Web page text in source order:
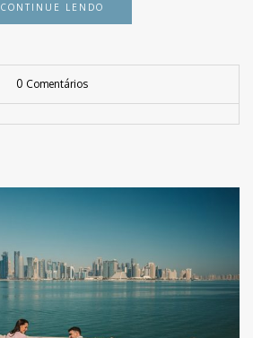
CONTINUE LENDO
0 Comentários